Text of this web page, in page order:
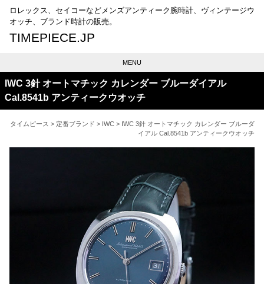
ロレックス、セイコーなどメンズアンティーク腕時計、ヴィンテージウ
オッチ、ブランド時計の販売。
TIMEPIECE.JP
MENU
IWC 3針 オートマチック カレンダー ブルーダイアル
Cal.8541b アンティークウオッチ
タイムピース > 定番ブランド > IWC > IWC 3針 オートマチック カレンダー ブルーダ
イアル Cal.8541b アンティークウオッチ